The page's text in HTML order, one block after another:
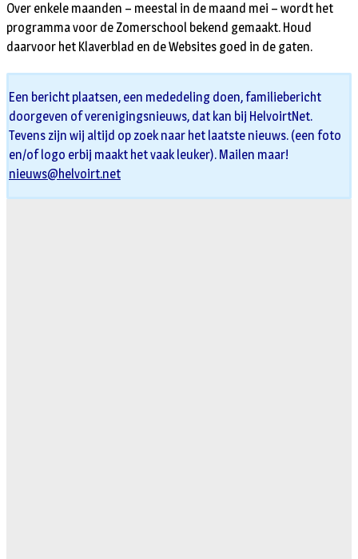
Over enkele maanden – meestal in de maand mei – wordt het
programma voor de Zomerschool bekend gemaakt. Houd
daarvoor het Klaverblad en de Websites goed in de gaten.
Een bericht plaatsen, een mededeling doen, familiebericht
doorgeven of verenigingsnieuws, dat kan bij HelvoirtNet.
Tevens zijn wij altijd op zoek naar het laatste nieuws. (een foto
en/of logo erbij maakt het vaak leuker). Mailen maar!
nieuws@helvoirt.net